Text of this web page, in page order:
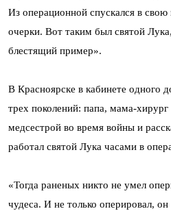
Из операционной спускался в свою
очерки. Вот таким был святой
блестящий пример».
В Красноярске в кабинете одного
трех поколений: папа, мама-хирург
медсестрой во время войны и
работал святой Лука часами в
«Тогда раненых никто не умел
чудеса. И не только оперировал, он